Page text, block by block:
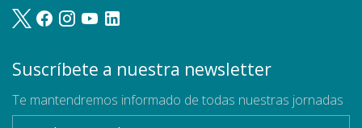
Suscríbete a nuestra newsletter
Te mantendremos informado de todas nuestras jornadas